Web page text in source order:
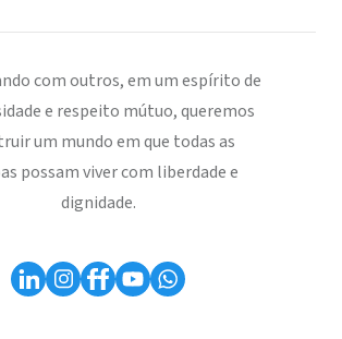
com outros, em um espírito de
e respeito mútuo, queremos
um mundo em que todas as
possam viver com liberdade e
dignidade.